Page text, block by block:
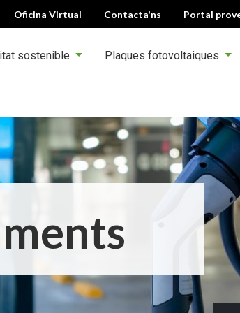
Oficina Virtual Contacta'ns Portal
sostenible Plaques fotovoltaiques